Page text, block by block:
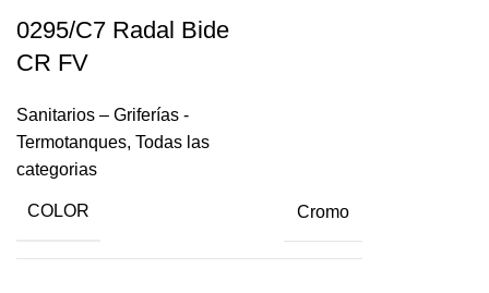
0295/C7 Radal Bide
CR FV
Sanitarios – Griferías -
Termotanques, Todas las
categorias
COLOR Cromo